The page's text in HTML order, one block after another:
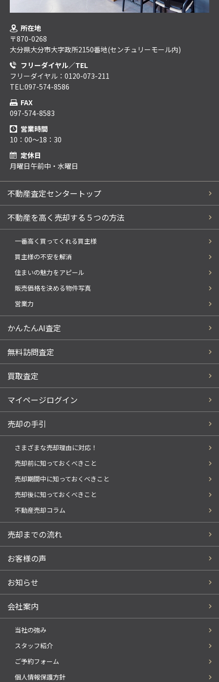
所在地
〒870-0268
大分県大分市大字政所2150番地(センチュリーモール内)
フリーダイヤル／TEL
フリーダイヤル：0120-073-211
TEL:097-574-8586
FAX
097-574-8583
営業時間
10：00～18：30
定休日
月曜日午前中・水曜日
不動産査定センタートップ
不動産を高く売却する５つの方法
一番高く買ってくれる買主様
買主様の不安を解消
住まいの魅力をアピール
販売価格を決める物件写真
営業力
かんたんAI査定
無料訪問査定
買取査定
マイページログイン
売却の手引
さまざまな売却理由に対応！
売却前に知っておくべきこと
売却期間中に知っておくべきこと
売却後に知っておくべきこと
不動産売却コラム
売却までの流れ
お客様の声
お知らせ
会社案内
当社の強み
スタッフ紹介
ご予約フォーム
個人情報保護方針